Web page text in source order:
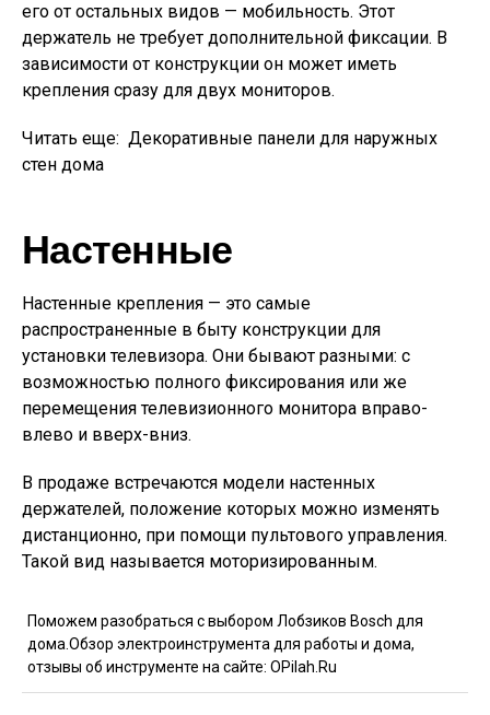
его от остальных видов — мобильность. Этот
держатель не требует дополнительной фиксации. В
зависимости от конструкции он может иметь
крепления сразу для двух мониторов.
Читать еще: Декоративные панели для наружных
стен дома
Настенные
Настенные крепления — это самые
распространенные в быту конструкции для
установки телевизора. Они бывают разными: с
возможностью полного фиксирования или же
перемещения телевизионного монитора вправо-
влево и вверх-вниз.
В продаже встречаются модели настенных
держателей, положение которых можно изменять
дистанционно, при помощи пультового управления.
Такой вид называется моторизированным.
Поможем разобраться с выбором Лобзиков Bosch для
дома.Обзор электроинструмента для работы и дома,
отзывы об инструменте на сайте: OPilah.Ru